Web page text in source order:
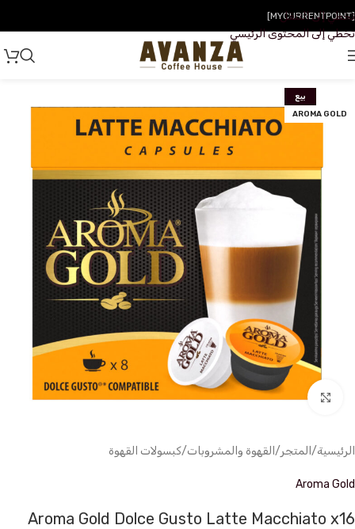
تخطي إلى التنقل
تخطي إلى المحتوى الرئيسي
[MYCURRENTPOINT]
بيع
AROMA GOLD
انقر للتكبير
الرئيسية/ المتجر/ القهوة والمشروبات/كبسولات القهوة
Aroma Gold
Aroma Gold Dolce Gusto Latte Macchiato x16